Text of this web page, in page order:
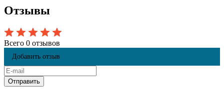
Отзывы
Всего 0 отзывов
Добавить отзыв